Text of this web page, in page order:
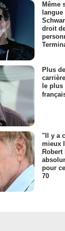
Même
droit
Plus
le
"Il y a
mieux
pour
70